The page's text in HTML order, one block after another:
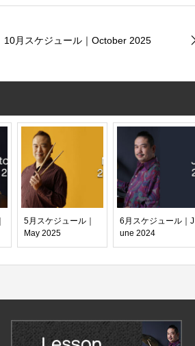
10月スケジュール｜October 2025
5月スケジュール｜
May 2025
6月スケジュール｜J
une 2024